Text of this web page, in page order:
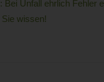
Bei Unfall ehrlich Fehler
wissen!